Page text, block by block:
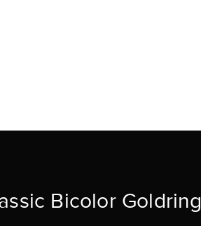
Bicolor Goldring